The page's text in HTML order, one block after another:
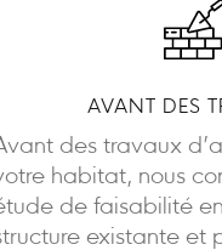
AVANT DES
des travaux
habitat, nous
de faisabilité
existante et